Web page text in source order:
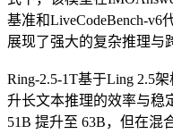
基准和LiveCodeBench-v6
展现了强大的复杂推理与
Ring-2.5-1T基于Ling 2.5
升长文本推理的效率与稳
51B 提升至 63B，但在混